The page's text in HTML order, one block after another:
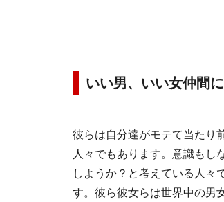
いい男、いい女仲間
彼らは自分達がモテて当たり
人々でもあります。意識もし
しようか？と考えている人々
す。彼ら彼女らは世界中の男